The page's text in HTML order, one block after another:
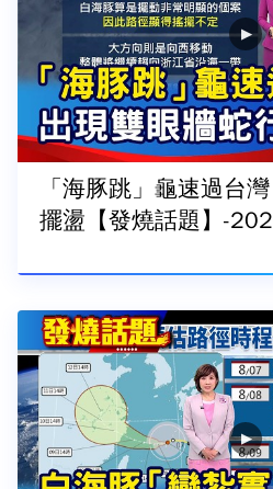
「海豚跳」龜速過台
擺盪【發燒話題】-